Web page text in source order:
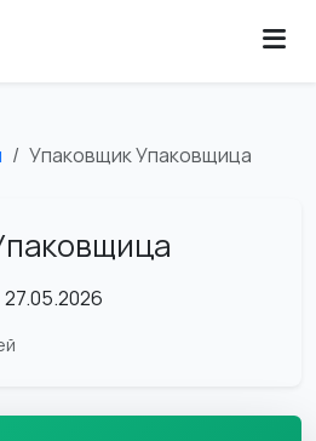
Упаковщик Упаковщица
27.05.2026